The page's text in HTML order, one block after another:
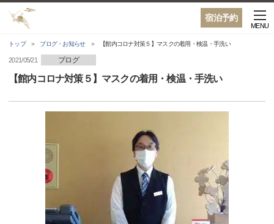
宿泊予約
MENU
トップ ブログ・お知らせ 【館内コロナ対策５】マスクの着用・検温・手洗い
2021/05/21 ブログ
【館内コロナ対策５】マスクの着用・検温・手洗い